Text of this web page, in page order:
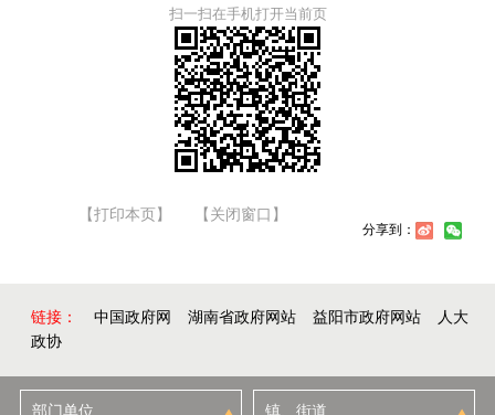
扫一扫在手机打开当前页
【打印本页】 【关闭窗口】
分享到：
链接： 中国政府网 湖南省政府网站 益阳市政府网站
人大
政协